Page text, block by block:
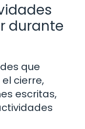
durante
que
cierre,
escritas,